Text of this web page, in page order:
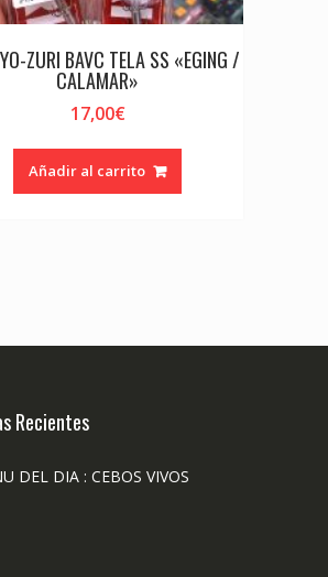
ZURI BAVC TELA SS «EGING /
CALAMAR»
17,00€
Añadir al carrito
Recientes
DEL DIA : CEBOS VIVOS